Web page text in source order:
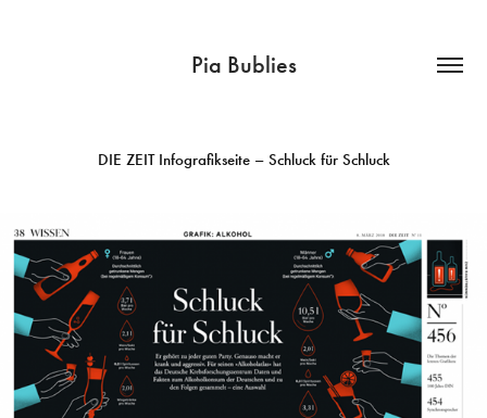
Pia Bublies
DIE ZEIT Infografikseite – Schluck für Schluck